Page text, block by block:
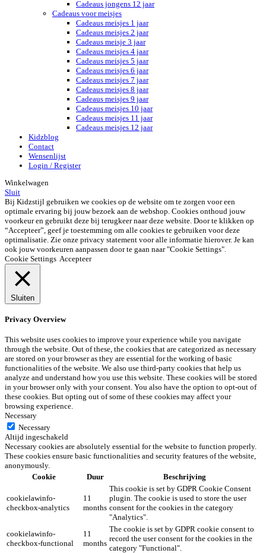
Cadeaus jongens 12 jaar
Cadeaus voor meisjes
Cadeaus meisjes 1 jaar
Cadeaus meisjes 2 jaar
Cadeaus meisje 3 jaar
Cadeaus meisjes 4 jaar
Cadeaus meisjes 5 jaar
Cadeaus meisjes 6 jaar
Cadeaus meisjes 7 jaar
Cadeaus meisjes 8 jaar
Cadeaus meisjes 9 jaar
Cadeaus meisjes 10 jaar
Cadeaus meisjes 11 jaar
Cadeaus meisjes 12 jaar
Kidzblog
Contact
Wensenlijst
Login / Register
Winkelwagen
Sluit
Bij Kidzstijl gebruiken we cookies op de website om te zorgen voor een
optimale ervaring bij jouw bezoek aan de webshop. Cookies onthoud jouw
voorkeur en gebruikt deze bij terugkeer naar deze website. Door te klikken op
“Accepteer”, geef je toestemming om alle cookies te gebruiken voor deze
optimalisatie. Zie onze privacy statement voor alle informatie hierover. Je kan
ook jouw voorkeuren aanpassen door te gaan naar "Cookie Settings".
Cookie Settings Accepteer
Sluiten
Privacy Overview
This website uses cookies to improve your experience while you navigate
through the website. Out of these, the cookies that are categorized as necessary
are stored on your browser as they are essential for the working of basic
functionalities of the website. We also use third-party cookies that help us
analyze and understand how you use this website. These cookies will be stored
in your browser only with your consent. You also have the option to opt-out of
these cookies. But opting out of some of these cookies may affect your
browsing experience.
Necessary
Necessary
Altijd ingeschakeld
Necessary cookies are absolutely essential for the website to function properly.
These cookies ensure basic functionalities and security features of the website,
anonymously.
Cookie
Duur Beschrijving
cookielawinfo-
checkbox-analytics
11
months
This cookie is set by GDPR Cookie Consent
plugin. The cookie is used to store the user
consent for the cookies in the category
"Analytics".
cookielawinfo-
checkbox-functional
11
months
The cookie is set by GDPR cookie consent to
record the user consent for the cookies in the
category "Functional".